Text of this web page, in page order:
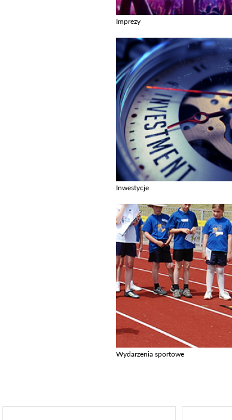
Imprezy
Inwestycje
Wydarzenia sportowe